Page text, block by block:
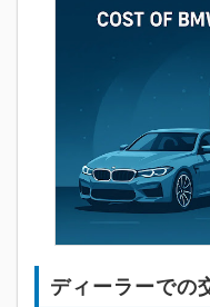
ディーラーでの